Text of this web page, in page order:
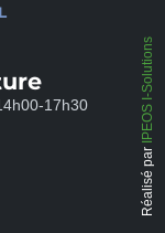
17h30
Réalisé par
IPEOS I-Solutions